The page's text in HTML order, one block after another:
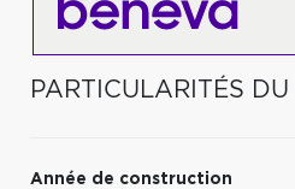
PARTICULARITÉS
Année de construction